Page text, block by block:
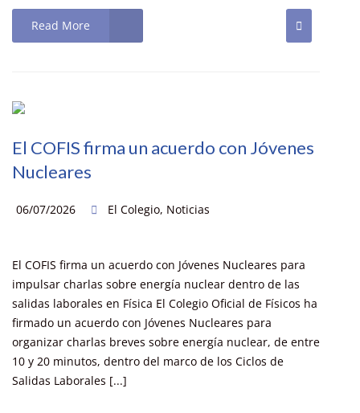
Read More
El COFIS firma un acuerdo con Jóvenes
Nucleares
06/07/2026 El Colegio, Noticias
El COFIS firma un acuerdo con Jóvenes Nucleares para
impulsar charlas sobre energía nuclear dentro de las
salidas laborales en Física El Colegio Oficial de Físicos ha
firmado un acuerdo con Jóvenes Nucleares para
organizar charlas breves sobre energía nuclear, de entre
10 y 20 minutos, dentro del marco de los Ciclos de
Salidas Laborales [...]